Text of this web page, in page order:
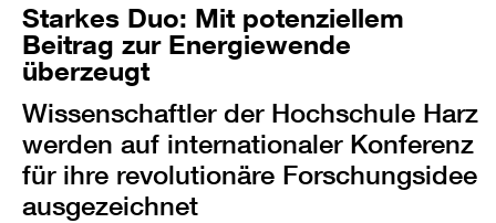
Starkes Duo: Mit potenziellem
Beitrag zur Energiewende
überzeugt
Wissenschaftler der Hochschule Harz
werden auf internationaler Konferenz
für ihre revolutionäre Forschungsidee
ausgezeichnet